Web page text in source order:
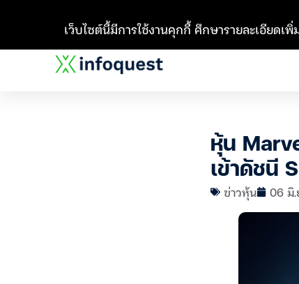
หุ้น
เข้าดัชนี
ข่าวหุ้น 06 มิ.
เว็บไซต์นี้มีการใช้งานคุกกี้ ศึกษารายละเอียดเพิ่